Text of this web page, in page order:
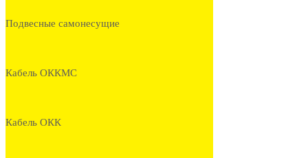
Подвесные самонесущие
Кабель ОККМС
Кабель ОКК